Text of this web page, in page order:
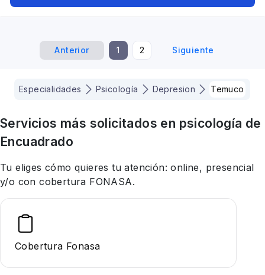
Anterior 1 2 Siguiente
Especialidades Psicología Depresion Temuco
Servicios más solicitados en psicología de
Encuadrado
Tu eliges cómo quieres tu atención: online, presencial
y/o con cobertura FONASA.
Cobertura Fonasa